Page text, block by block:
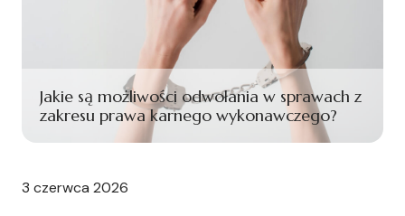
Jakie są możliwości odwołania w sprawach z
zakresu prawa karnego wykonawczego?
3 czerwca 2026